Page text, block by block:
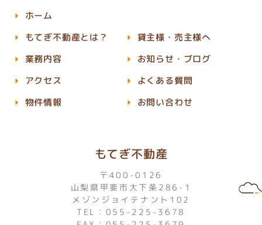
もてぎ不動産
〒400-0126
山梨県甲斐市大下条286-1
メゾンジョイテナント102
TEL：055-225-3678
ホーム
もてぎ不動産とは？
業務内容
アクセス
物件情報
貸主様・売主様へ
お知らせ・ブログ
よくある質問
お問い合わせ